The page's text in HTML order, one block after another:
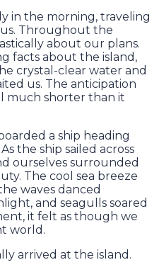
in the morning, traveling
Throughout the
about our plans.
facts about the island,
crystal-clear water and
us. The anticipation
much shorter than it
a ship heading
the ship sailed across
ourselves surrounded
The cool sea breeze
waves danced
and seagulls soared
it felt as though we
world.
arrived at the island.